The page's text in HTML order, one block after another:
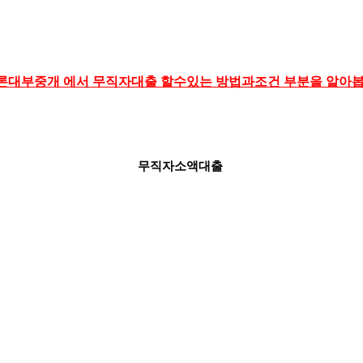
대부중개 에서 무직자대출 할수있는 방법과조건 부분을 알아
무직자소액대출